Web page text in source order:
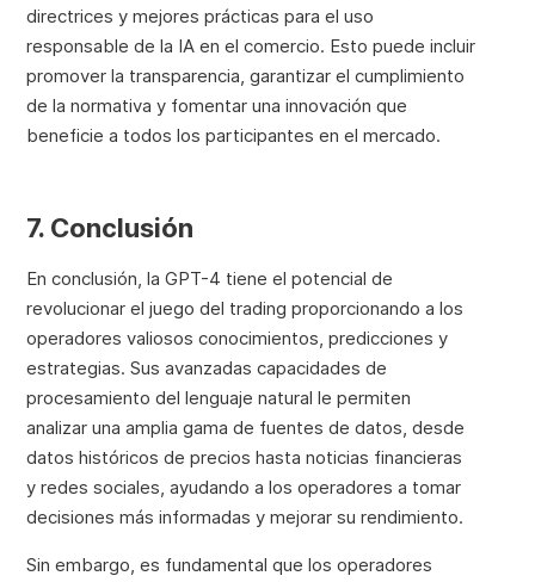
directrices y mejores prácticas para el uso
responsable de la IA en el comercio. Esto puede incluir
promover la transparencia, garantizar el cumplimiento
de la normativa y fomentar una innovación que
beneficie a todos los participantes en el mercado.
7. Conclusión
En conclusión, la GPT-4 tiene el potencial de
revolucionar el juego del trading proporcionando a los
operadores valiosos conocimientos, predicciones y
estrategias. Sus avanzadas capacidades de
procesamiento del lenguaje natural le permiten
analizar una amplia gama de fuentes de datos, desde
datos históricos de precios hasta noticias financieras
y redes sociales, ayudando a los operadores a tomar
decisiones más informadas y mejorar su rendimiento.
Sin embargo, es fundamental que los operadores